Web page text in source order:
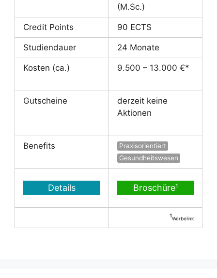
(M.Sc.)
Credit Points 90 ECTS
Studiendauer 24 Monate
Kosten (ca.) 9.500 – 13.000 €*
Gutscheine
derzeit keine
Aktionen
Benefits
Praxisorientiert
Gesundheitswesen
Details Broschüre¹
¹Werbelink